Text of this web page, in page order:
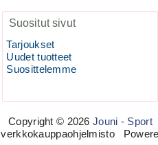
Suositut sivut
Tarjoukset
Uudet tuotteet
Suosittelemme
Copyright © 2026Jouni - Sport
verkkokauppaohjelmisto